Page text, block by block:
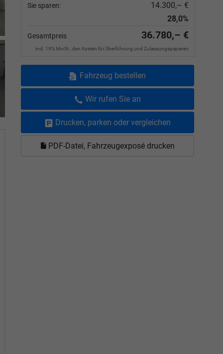
Sie sparen:
14.300,– €
28,0%
Gesamtpreis 36.780,– €
incl. 19% MwSt., den Kosten für Überführung und Zulassungspapieren
Fahrzeug bestellen
Wir rufen Sie an
Drucken, parken oder vergleichen
PDF-Datei, Fahrzeugexposé drucken